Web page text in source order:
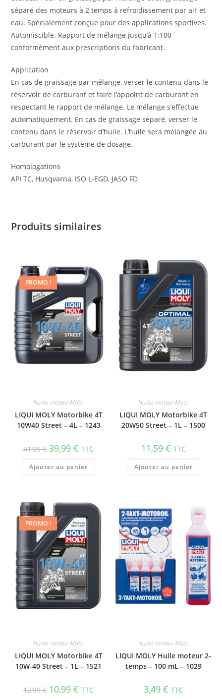
séparé des moteurs à 2 temps à refroidissement par air et
eau. Spécialement conçue pour des applications sportives.
Automiscible. Rapport de mélange jusqu’à 1:100
conformément aux prescriptions du fabricant.
Application
En cas de graissage par mélange, verser le contenu dans le
réservoir de carburant et faire l’appoint de carburant en
respectant le rapport de mélange. Le mélange s’effectue
automatiquement. En cas de graissage séparé, verser le
contenu dans le réservoir d’huile. L’huile sera mélangée au
carburant par le système de dosage.
Homologations
API TC, Husqvarna, ISO L-EGD, JASO FD
Produits similaires
PROMO !
Huiles moteur Moto
LIQUI MOLY Motorbike 4T
10W40 Street – 4L – 1243
41,99€ 39,99€ TTC
Ajouter au panier
Huiles moteur Moto
LIQUI MOLY Motorbike 4T
20W50 Street – 1L – 1500
11,59 € TTC
Ajouter au panier
PROMO !
Huiles moteur Moto
LIQUI MOLY Motorbike 4T
10W-40 Street – 1L – 1521
12,99€ 10,99€ TTC
Huiles moteur Moto
LIQUI MOLY Huile moteur 2-
temps – 100 mL – 1029
3,49 € TTC